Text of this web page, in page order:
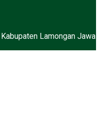
Lamongan Jawa